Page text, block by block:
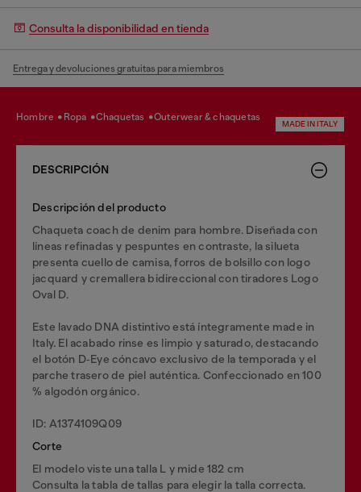
Consulta la disponibilidad en tienda
Entrega y devoluciones gratuitas para miembros
hombre ropa chaquetas outerwear & chaquetas
MADE IN ITALY
DESCRIPCIÓN
Descripción del producto
Chaqueta coach de denim para hombre. Diseñada con
líneas refinadas y pespuntes en contraste, la silueta
presenta cuello de camisa, forros de bolsillo con logo
jacquard y cremallera bidireccional con tiradores Logo
Oval D.
Este lavado DNA distintivo está íntegramente made in
Italy. El acabado rinse es limpio y saturado, destacando
el botón D‑Eye cóncavo exclusivo de la temporada y el
parche trasero de piel auténtica. Confeccionado en 100
% algodón orgánico.
ID: A1374109Q09
Corte
El modelo viste una talla L y mide 182 cm
Consulta la tabla de tallas para elegir la talla correcta.